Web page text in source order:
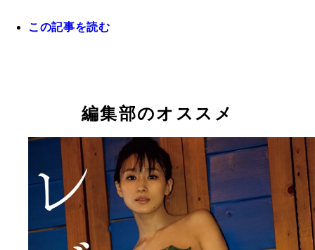
【デジタル限定】フミカ写真集『極ナマ。』 （
この記事を読む
編集部のオススメ